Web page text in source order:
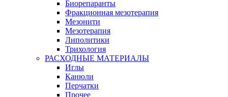
Биорепаранты
Фракционная мезотерапия
Мезонити
Мезотерапия
Липолитики
Трихология
РАСХОДНЫЕ МАТЕРИАЛЫ
Иглы
Канюли
Перчатки
Прочее